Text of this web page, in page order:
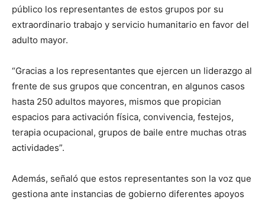
público los representantes de estos grupos por su
extraordinario trabajo y servicio humanitario en favor del
adulto mayor.
“Gracias a los representantes que ejercen un liderazgo al
frente de sus grupos que concentran, en algunos casos
hasta 250 adultos mayores, mismos que propician
espacios para activación física, convivencia, festejos,
terapia ocupacional, grupos de baile entre muchas otras
actividades”.
Además, señaló que estos representantes son la voz que
gestiona ante instancias de gobierno diferentes apoyos